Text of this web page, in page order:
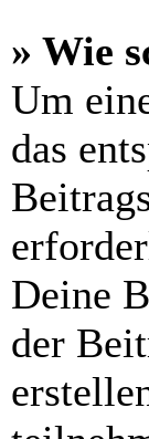
» Wie
Um
das
Deine
der